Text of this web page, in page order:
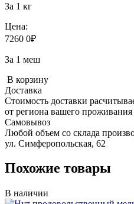
За 1 кг
Цена:
7260 0₽
За 1 меш
В корзину
Доставка
Стоимость доставки
от региона вашего проживания
Самовывоз
Любой объем со склада
ул. Симферопольская, 62
Похожие товары
В наличии